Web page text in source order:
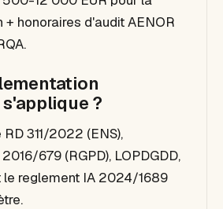
honoraires d'audit AENOR
?
311/2022 (ENS),
679 (RGPD), LOPDGDD,
le reglement IA 2024/1689